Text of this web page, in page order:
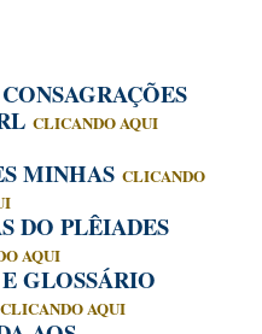
CLICANDO AQUI
MINHAS CLICANDO
DO PLÊIADES
AQUI
GLOSSÁRIO
CLICANDO AQUI